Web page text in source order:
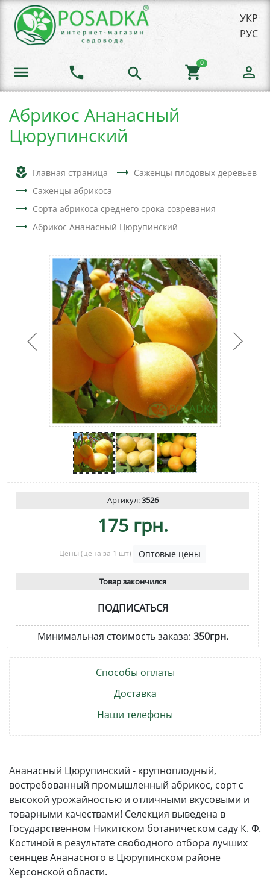
УКР
РУС
menu phone search shopping_cart
0
person_outline
Абрикос Ананасный
Цюрупинский
local_florist Главная страница trending_flat Саженцы плодовых деревьев
trending_flat Саженцы абрикоса
trending_flat Сорта абрикоса среднего срока созревания
trending_flat Абрикос Ананасный Цюрупинский
Артикул:3526
175 грн.
Цены (цена за 1 шт) Оптовые цены
Товар закончился
ПОДПИСАТЬСЯ
Минимальная стоимость заказа: 350грн.
Способы оплаты
Доставка
Наши телефоны
Ананасный Цюрупинский - крупноплодный,
востребованный промышленный абрикос, сорт с
высокой урожайностью и отличными вкусовыми и
товарными качествами! Селекция выведена в
Государственном Никитском ботаническом саду К. Ф.
Костиной в результате свободного отбора лучших
сеянцев Ананасного в Цюрупинском районе
Херсонской области.